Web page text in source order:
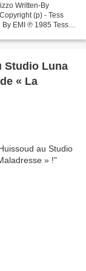
Written-By
(p) - Tess
By EMI ℗ 1985 Tess
Studio Luna
« La